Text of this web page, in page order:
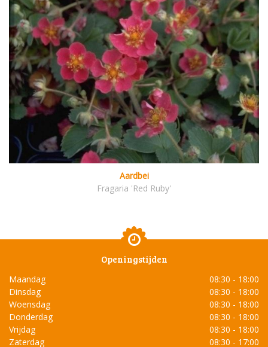
Aardbei
Fragaria 'Red Ruby'
Openingstijden
Maandag
08:30 - 18:00
Dinsdag
08:30 - 18:00
Woensdag
08:30 - 18:00
Donderdag
08:30 - 18:00
Vrijdag
08:30 - 18:00
Zaterdag
08:30 - 17:00